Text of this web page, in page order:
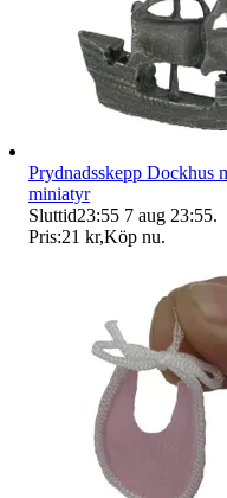
Prydnadsskepp Dockhus
miniatyr
Sluttid23:55 7 aug 23:55.
Pris:21 kr,Köp nu.